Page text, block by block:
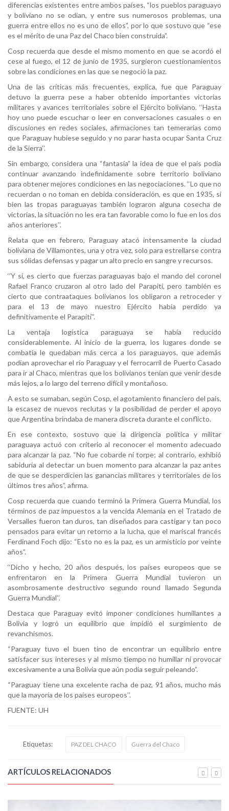
diferencias existentes entre ambos países, “los pueblos paraguayo
y boliviano no se odian, y entre sus numerosos problemas, una
guerra entre ellos no es uno de ellos”, por lo que sostuvo que “ese
es el mérito de una Paz del Chaco bien construida”.
Cosp recuerda que desde el mismo momento en que se acordó el
cese al fuego, el 12 de junio de 1935, surgieron cuestionamientos
sobre las condiciones en las que se negoció la paz.
Una de las críticas más frecuentes, explica, fue que Paraguay
detuvo la guerra pese a haber obtenido importantes victorias
militares y avances territoriales sobre el Ejército boliviano. ‘‘Hasta
hoy uno puede escuchar o leer en conversaciones casuales o en
discusiones en redes sociales, afirmaciones tan temerarias como
que Paraguay hubiese seguido y no parar hasta ocupar Santa Cruz
de la Sierra’’.
Sin embargo, considera una “fantasía” la idea de que el país podía
continuar avanzando indefinidamente sobre territorio boliviano
para obtener mejores condiciones en las negociaciones. ‘‘Lo que no
recuerdan o no toman en debida consideración, es que en 1935, si
bien las tropas paraguayas también lograron alguna cosecha de
victorias, la situación no les era tan favorable como lo fue en los dos
años anteriores’’.
Relata que en febrero, Paraguay atacó intensamente la ciudad
boliviana de Villamontes, una y otra vez, solo para estrellarse contra
sus sólidas defensas y pagar un alto precio en sangre y recursos.
‘’Y sí, es cierto que fuerzas paraguayas bajo el mando del coronel
Rafael Franco cruzaron al otro lado del Parapití, pero también es
cierto que contraataques bolivianos los obligaron a retroceder y
para el 13 de mayo nuestro Ejército había perdido ya
definitivamente el Parapití’’.
La ventaja logística paraguaya se había reducido
considerablemente. Al inicio de la guerra, los lugares donde se
combatía le quedaban más cerca a los paraguayos, que además
podían aprovechar el río Paraguay y el ferrocarril de Puerto Casado
para ir al Chaco, mientras que los bolivianos tenían que venir desde
más lejos, a lo largo del terreno difícil y montañoso.
A esto se sumaban, según Cosp, el agotamiento financiero del país,
la escasez de nuevos reclutas y la posibilidad de perder el apoyo
que Argentina brindaba de manera discreta durante el conflicto.
En ese contexto, sostuvo que la dirigencia política y militar
paraguaya actuó con criterio al reconocer el momento adecuado
para alcanzar la paz. “No fue cobarde ni torpe; al contrario, exhibió
sabiduría al detectar un buen momento para alcanzar la paz antes
de que se desperdicien las ganancias militares y territoriales de los
últimos tres años”, afirma.
Cosp recuerda que cuando terminó la Primera Guerra Mundial, los
términos de paz impuestos a la vencida Alemania en el Tratado de
Versalles fueron tan duros, tan diseñados para castigar y tan poco
pensados para evitar un retorno a la lucha, que el mariscal francés
Ferdinand Foch dijo: “Esto no es la paz, es un armisticio por veinte
años”.
‘‘Dicho y hecho, 20 años después, los países europeos que se
enfrentaron en la Primera Guerra Mundial tuvieron un
asombrosamente destructivo segundo round llamado Segunda
Guerra Mundial’’.
Destaca que Paraguay evitó imponer condiciones humillantes a
Bolivia y logró un equilibrio que impidió el surgimiento de
revanchismos.
“Paraguay tuvo el buen tino de encontrar un equilibrio entre
satisfacer sus intereses y al mismo tiempo no humillar ni provocar
excesivamente a una Bolivia que aún podía seguir peleando”.
“Paraguay tiene una excelente racha de paz, 91 años, mucho más
que la mayoría de los países europeos’’.
FUENTE: UH
Etiquetas: PAZ DEL CHACO Guerra del Chaco
ARTÍCULOS RELACIONADOS